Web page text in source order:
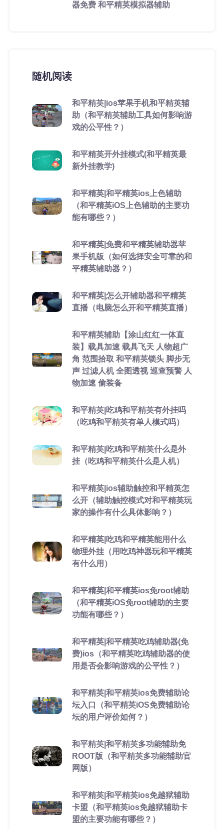
器免费 和平精英模拟器辅助
随机阅读
和平精英|ios苹果手机和平精英辅
助（和平精英辅助工具如何影响游
戏的公平性？）
和平精英开外挂模式(和平精英最
新外挂教学)
和平精英|和平精英ios上色辅助
（和平精英iOS上色辅助的主要功
能有哪些？）
和平精英|免费和平精英辅助器苹
果手机版（如何选择安全可靠的和
平精英辅助器？）
和平精英|怎么开辅助器和平精英
直播（电脑怎么开和平精英直播）
和平精英辅助【涂山红红一体直
装】载具加速 载具飞天 人物超广
角 范围拾取 和平精英锁头 脚步无
声 过滤人机 全图透视 巡查预警 人
物加速 偷装备
和平精英|吃鸡和平精英有外挂吗
（吃鸡和平精英有单人模式吗）
和平精英|吃鸡和平精英什么是外
挂（吃鸡和平精英什么是人机）
和平精英|ios辅助触控和平精英怎
么开（辅助触控模式对和平精英玩
家的操作有什么具体影响？）
和平精英|吃鸡和平精英能用什么
物理外挂（用吃鸡神器玩和平精英
有什么用）
和平精英|和平精英ios免root辅助
（和平精英iOS免root辅助的主要
功能有哪些？）
和平精英|和平精英吃鸡辅助器(免
费)ios（和平精英吃鸡辅助器的使
用是否会影响游戏的公平性？）
和平精英|和平精英ios免费辅助论
坛入口（和平精英iOS免费辅助论
坛的用户评价如何？）
和平精英|和平精英多功能辅助免
ROOT版（和平精英多功能辅助官
网版）
和平精英|和平精英ios免越狱辅助
卡盟（和平精英ios免越狱辅助卡
盟的主要功能有哪些？）